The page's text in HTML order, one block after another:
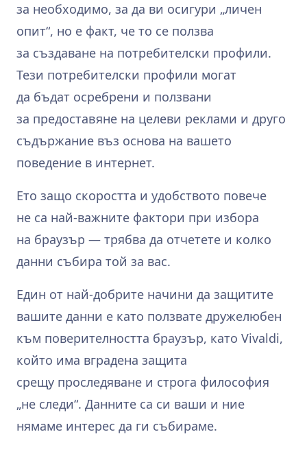
за необходимо, за да ви осигури „личен
опит“, но е факт, че то се ползва
за създаване на потребителски профили.
Тези потребителски профили могат
да бъдат осребрени и ползвани
за предоставяне на целеви реклами и друго
съдържание въз основа на вашето
поведение в интернет.
Ето защо скоростта и удобството повече
не са най‑важните фактори при избора
на браузър — трябва да отчетете и колко
данни събира той за вас.
Един от най‑добрите начини да защитите
вашите данни е като ползвате дружелюбен
към поверителността браузър, като Vivaldi,
който има вградена защита
срещу проследяване и строга философия
„не следи“. Данните са си ваши и ние
нямаме интерес да ги събираме.